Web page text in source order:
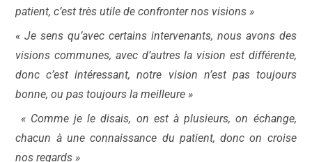
patient, c’est très utile de confronter nos visions »
« Je sens qu’avec certains intervenants, nous avons des
visions communes, avec d’autres la vision est différente,
donc c’est intéressant, notre vision n’est pas toujours
bonne, ou pas toujours la meilleure »
« Comme je le disais, on est à plusieurs, on échange,
chacun à une connaissance du patient, donc on croise
nos regards »